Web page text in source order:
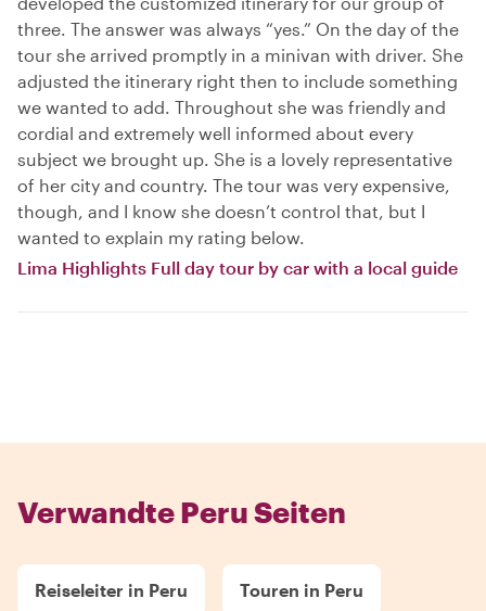
three. The answer was always “yes.” On the day of the
tour she arrived promptly in a minivan with driver. She
adjusted the itinerary right then to include something
we wanted to add. Throughout she was friendly and
cordial and extremely well informed about every
subject we brought up. She is a lovely representative
of her city and country. The tour was very expensive,
though, and I know she doesn’t control that, but I
wanted to explain my rating below.
Lima Highlights Full day tour by car with a local guide
Verwandte Peru Seiten
Reiseleiter in Peru Touren in Peru